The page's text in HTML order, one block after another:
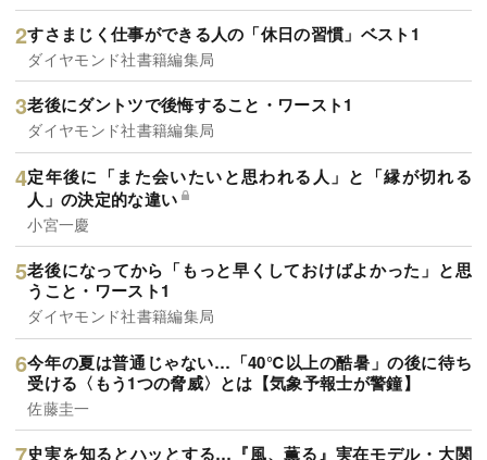
すさまじく仕事ができる人の「休日の習慣」ベスト1
ダイヤモンド社書籍編集局
老後にダントツで後悔すること・ワースト1
ダイヤモンド社書籍編集局
定年後に「また会いたいと思われる人」と「縁が切れる
人」の決定的な違い
小宮一慶
老後になってから「もっと早くしておけばよかった」と思
うこと・ワースト1
ダイヤモンド社書籍編集局
今年の夏は普通じゃない…「40℃以上の酷暑」の後に待ち
受ける〈もう1つの脅威〉とは【気象予報士が警鐘】
佐藤圭一
史実を知るとハッとする…『風、薫る』実在モデル・大関